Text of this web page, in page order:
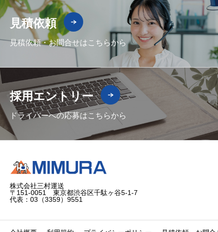
見積依頼
見積依頼・お問合せはこちらから
採用エントリー
ドライバーへの応募はこちらから
株式会社三村運送
〒151-0051 東京都渋谷区千駄ヶ谷5-1-7
代表：03（3359）9551